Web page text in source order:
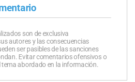
son de exclusiva
autores y las consecuencias
ser pasibles de las sanciones
Evitar comentarios ofensivos o
abordado en la información.